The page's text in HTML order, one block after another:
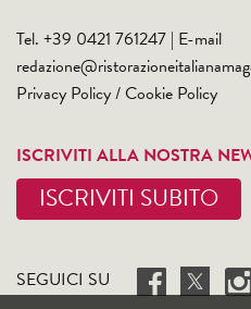
Tel. +39 0421 761247 | E-mail
Privacy Policy/Cookie Policy
ISCRIVITI ALLA NOSTRA
ISCRIVITI SUBITO
SEGUICI SU